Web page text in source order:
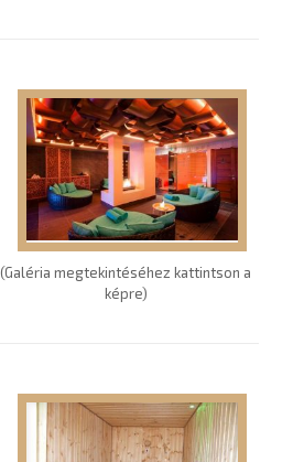
(Galéria megtekintéséhez kattintson a
képre)